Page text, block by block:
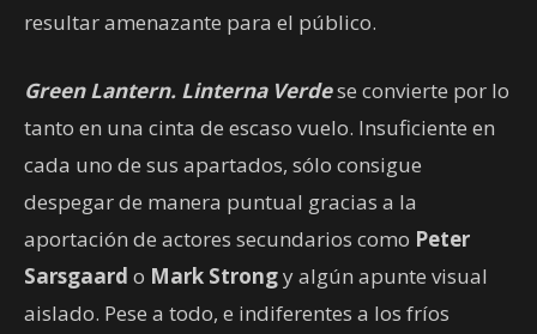
resultar amenazante para el público.
Green Lantern. Linterna Verdese convierte por lo
tanto en una cinta de escaso vuelo. Insuficiente en
cada uno de sus apartados, sólo consigue
despegar de manera puntual gracias a la
aportación de actores secundarios como Peter
Sarsgaard o Mark Strongy algún apunte visual
aislado. Pese a todo, e indiferentes a los fríos